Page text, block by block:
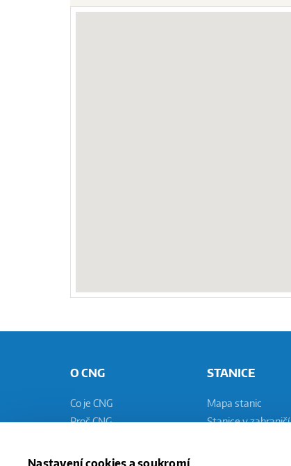
Nastavení cookies a soukromí
O CNG
Co je CNG
Proč CNG
Ekologie
STANICE
Mapa stanic
Stanice v zahraničí